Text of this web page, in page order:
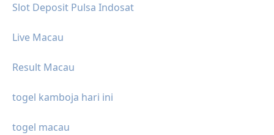
Slot Deposit Pulsa Indosat
Live Macau
Result Macau
togel kamboja hari ini
togel macau